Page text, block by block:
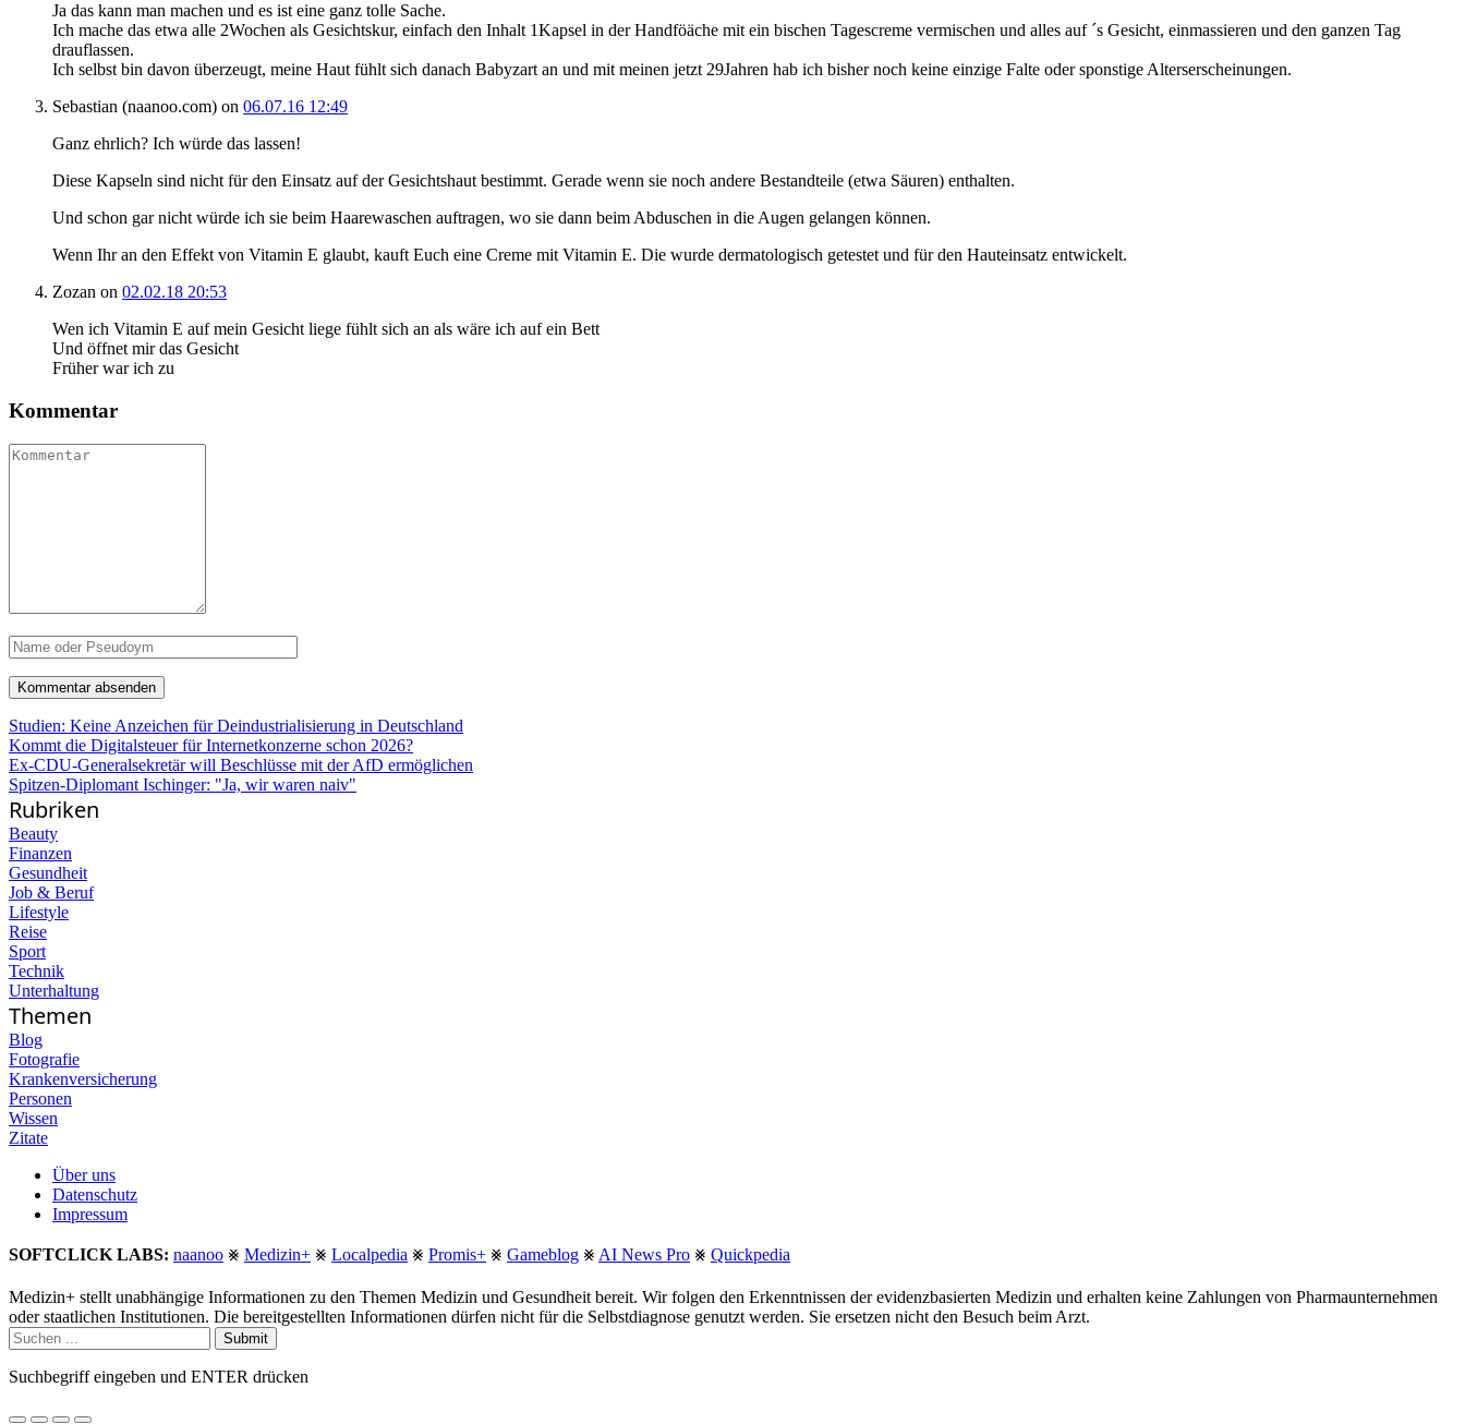
Ja das kann man machen und es ist eine ganz tolle Sache.
Ich mache das etwa alle 2Wochen als Gesichtskur, einfach den Inhalt 1Kapsel in der Handföäche mit ein bischen Tagescreme vermischen und alles auf ´s Gesicht, einmassieren und den ganzen Tag
drauflassen.
Ich selbst bin davon überzeugt, meine Haut fühlt sich danach Babyzart an und mit meinen jetzt 29Jahren hab ich bisher noch keine einzige Falte oder sponstige Alterserscheinungen.
Sebastian (naanoo.com) on 06.07.16 12:49
Ganz ehrlich? Ich würde das lassen!
Diese Kapseln sind nicht für den Einsatz auf der Gesichtshaut bestimmt. Gerade wenn sie noch andere Bestandteile (etwa Säuren) enthalten.
Und schon gar nicht würde ich sie beim Haarewaschen auftragen, wo sie dann beim Abduschen in die Augen gelangen können.
Wenn Ihr an den Effekt von Vitamin E glaubt, kauft Euch eine Creme mit Vitamin E. Die wurde dermatologisch getestet und für den Hauteinsatz entwickelt.
Zozan on 02.02.18 20:53
Wen ich Vitamin E auf mein Gesicht liege fühlt sich an als wäre ich auf ein Bett
Und öffnet mir das Gesicht
Früher war ich zu
Kommentar
Studien: Keine Anzeichen für Deindustrialisierung in Deutschland
Kommt die Digitalsteuer für Internetkonzerne schon 2026?
Ex-CDU-Generalsekretär will Beschlüsse mit der AfD ermöglichen
Spitzen-Diplomant Ischinger: "Ja, wir waren naiv"
Rubriken
Beauty
Finanzen
Gesundheit
Job & Beruf
Lifestyle
Reise
Sport
Technik
Unterhaltung
Themen
Blog
Fotografie
Krankenversicherung
Personen
Wissen
Zitate
Über uns
Datenschutz
Impressum
SOFTCLICK LABS: naanoo ⨳ Medizin+ ⨳ Localpedia ⨳ Promis+ ⨳ Gameblog ⨳ AI News Pro ⨳ Quickpedia
Medizin+ stellt unabhängige Informationen zu den Themen Medizin und Gesundheit bereit. Wir folgen den Erkenntnissen der evidenzbasierten Medizin und erhalten keine Zahlungen von Pharmaunternehmen
oder staatlichen Institutionen. Die bereitgestellten Informationen dürfen nicht für die Selbstdiagnose genutzt werden. Sie ersetzen nicht den Besuch beim Arzt.
Submit
Suchbegriff eingeben und ENTER drücken